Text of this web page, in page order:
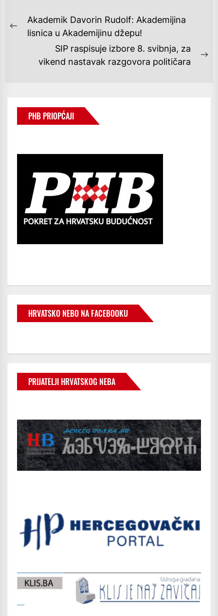
NAVIGACIJA
OBJAVA
Previous
Akademik Davorin Rudolf: Akademijina
lisnica u Akademijinu džepu!
SIP raspisuje izbore 8. svibnja, za
vikend nastavak razgovora političara
PHB PRIOPĆAJI
HRVATSKO NEBO NA FACEBOOKU
PRIJATELJI HRVATSKOG NEBA